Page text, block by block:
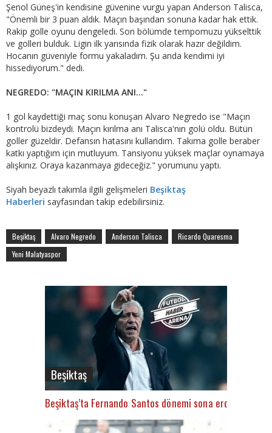
Şenol Güneş'in kendisine güvenine vurgu yapan Anderson Talisca,
"Önemli bir 3 puan aldık. Maçın başından sonuna kadar hak ettik.
Rakip golle oyunu dengeledi. Son bölümde tempomuzu yükselttik
ve golleri bulduk. Ligin ilk yarısında fizik olarak hazır değildim.
Hocanın güveniyle formu yakaladım. Şu anda kendimi iyi
hissediyorum." dedi.
NEGREDO: "MAÇIN KIRILMA ANI..."
1 gol kaydettiği maç sonu konuşan Alvaro Negredo ise "Maçın
kontrolü bizdeydi. Maçın kırılma anı Talisca'nın golü oldu. Bütün
goller güzeldir. Defansın hatasını kullandım. Takıma golle beraber
katkı yaptığım için mutluyum. Tansiyonu yüksek maçlar oynamaya
alışkınız. Oraya kazanmaya gideceğiz." yorumunu yaptı.
Siyah beyazlı takımla ilgili gelişmeleri Beşiktaş
Haberleri sayfasından takip edebilirsiniz.
Beşiktaş Alvaro Negredo Anderson Talisca
Ricardo Quaresma
Yeni Malatyaspor
Beşiktaş
Beşiktaş’ta Fernando Santos dönemi sona erdi